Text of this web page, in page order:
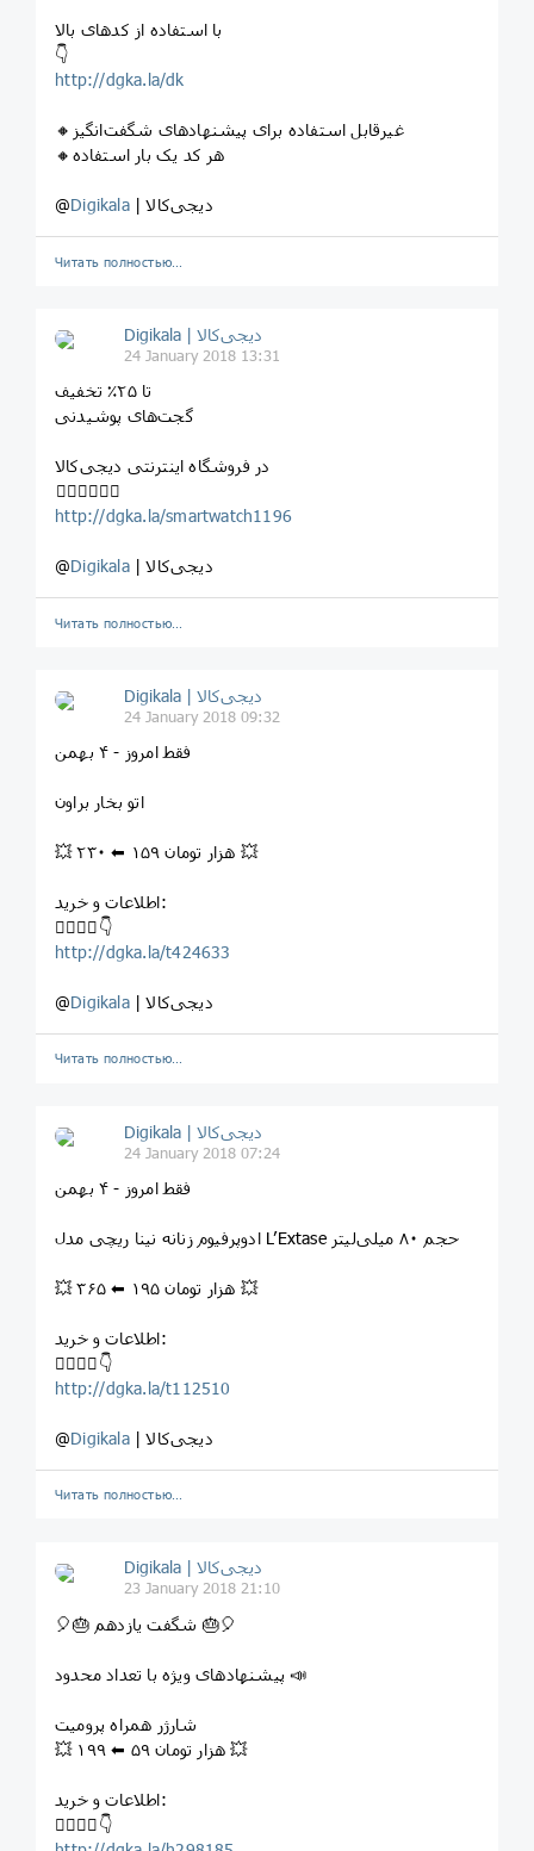
با استفاده از کدهای بالا
⁣👇
http://dgka.la/dk
⁣⁣🔸غیرقابل استفاده برای پیشنهادهای شگفت‌انگیز
⁣⁣🔸هر کد یک بار استفاده
@Digikala | دیجی‌کالا
Читать полностью…
Digikala | دیجی‌کالا
24 January 2018 13:31
تا ۲۵٪ تخفیف
گجت‌های پوشیدنی
در فروشگاه اینترنتی دیجی‌کالا
⁣⁣⁣⁣👇🏻👇🏼👇🏽
http://dgka.la/smartwatch1196
@Digikala | دیجی‌کالا
Читать полностью…
Digikala | دیجی‌کالا
24 January 2018 09:32
⁣⁣فقط امروز - ۴ بهمن
⁣اتو بخار براون
💥 ۲۳۰ ⬅ ۱۵۹ هزار تومان 💥
اطلاعات و خرید:
⁣👇🏻👇🏼👇
http://dgka.la/t424633
@Digikala | دیجی‌کالا
Читать полностью…
Digikala | دیجی‌کالا
24 January 2018 07:24
⁣⁣فقط امروز - ۴ بهمن
⁣ادوپرفيوم زنانه نينا ريچی مدل L’Extase حجم ۸۰ ميلی‌ليتر
💥 ۳۶۵ ⬅ ۱۹۵ هزار تومان 💥
اطلاعات و خرید:
⁣👇🏻👇🏼👇
http://dgka.la/t112510
@Digikala | دیجی‌کالا
Читать полностью…
Digikala | دیجی‌کالا
23 January 2018 21:10
⁣🎈⁣🎂 شگفت یازدهم ⁣🎂🎈
⁣پیشنهادهای ویژه با تعداد محدود 📣
⁣شارژر همراه پروميت
💥 ۱۹۹ ⬅ ۵۹ هزار تومان 💥
اطلاعات و خرید:
⁣👇🏻👇🏼👇